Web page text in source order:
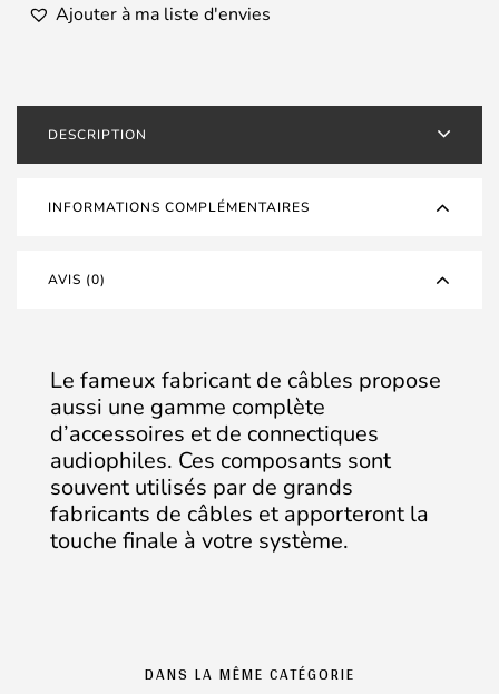
Réducteur
pour
-
Or
Ajouter à ma liste d'envies
DESCRIPTION
INFORMATIONS COMPLÉMENTAIRES
AVIS (0)
Le fameux fabricant de câbles propose
aussi une gamme complète
d’accessoires et de connectiques
audiophiles. Ces composants sont
souvent utilisés par de grands
fabricants de câbles et apporteront la
touche finale à votre système.
DANS LA MÊME CATÉGORIE